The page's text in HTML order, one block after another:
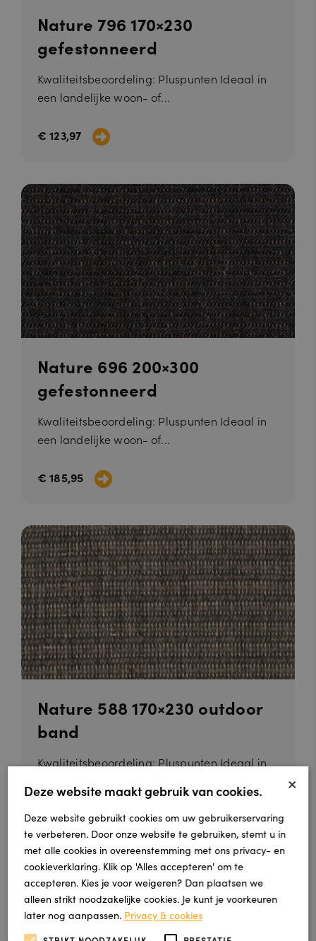
Nature 796 170×230
gefestonneerd
Kwaliteitsbeoordeling: Pluspunten Ideaal in
een landelijke woon- of...
€ 123,97
Nature 696 200×300
gefestonneerd
Kwaliteitsbeoordeling: Pluspunten Ideaal in
een landelijke woon- of...
€ 185,95
Nature 588 170×230 outdoor
band
Kwaliteitsbeoordeling: Pluspunten Ideaal in
€ 194,21
×
Deze website maakt gebruik van cookies.
Deze website gebruikt cookies om uw gebruikerservaring
te verbeteren. Door onze website te gebruiken, stemt u in
met alle cookies in overeenstemming met ons privacy- en
cookieverklaring. Klik op 'Alles accepteren' om te
accepteren. Kies je voor weigeren? Dan plaatsen we
alleen strikt noodzakelijke cookies. Je kunt je voorkeuren
later nog aanpassen. Privacy & cookies